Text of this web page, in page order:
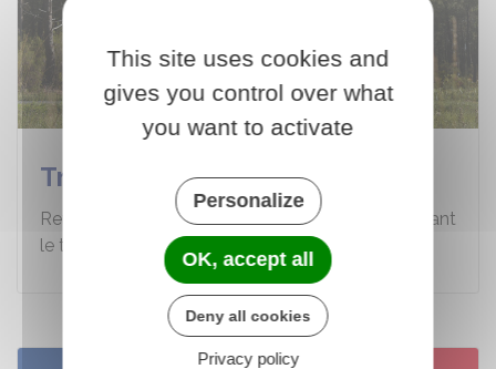
Transport
Retrouvez l'ensemble des informations concernant
le transport sur la commune de Carcans
This site uses cookies and
gives you control over what
you want to activate
Personalize
OK, accept all
Deny all cookies
Privacy policy